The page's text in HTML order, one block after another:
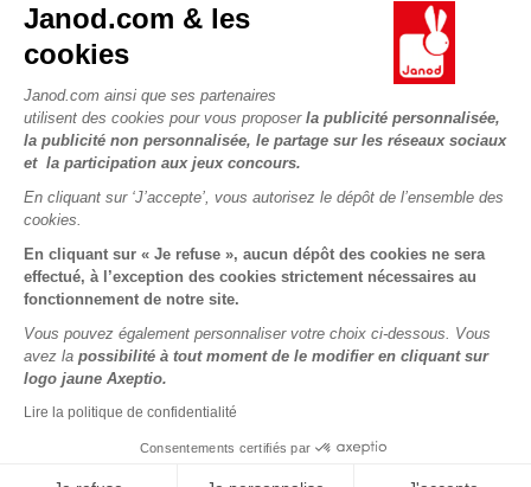
Janod.com & les
cookies
Janod.com ainsi que ses partenaires
utilisent des cookies pour vous proposer la publicité personnalisée,
la publicité non personnalisée, le partage sur les réseaux sociaux
et la participation aux jeux concours.
En cliquant sur ‘J’accepte’, vous autorisez le dépôt de l’ensemble des
cookies.
En cliquant sur « Je refuse », aucun dépôt des cookies ne sera
effectué, à l’exception des cookies strictement nécessaires au
fonctionnement de notre site.
Vous pouvez également personnaliser votre choix ci-dessous. Vous
avez la possibilité à tout moment de le modifier en cliquant sur
logo jaune Axeptio.
Lire la politique de confidentialité
Consentements certifiés par
Conditions du #YesJanod
Sélection de jouets par âge
Fiche environnementale
Règles du jeu & notices
Nos guides d'achat
Espace recrutement
NOUS SUIVRE
Copyright © 2026 Janod - Tous droits réservés -